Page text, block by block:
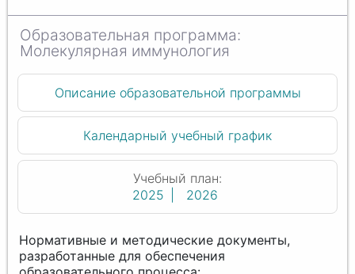
Молекулярная иммунология
Описание образовательной программы
Календарный учебный график
Учебный план:
2025
2026